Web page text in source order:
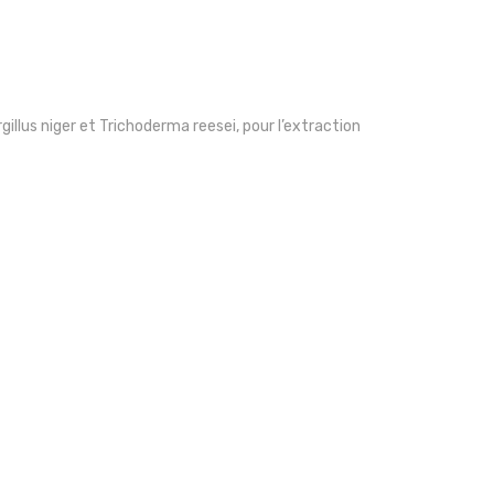
niger et Trichoderma reesei, pour l’extraction